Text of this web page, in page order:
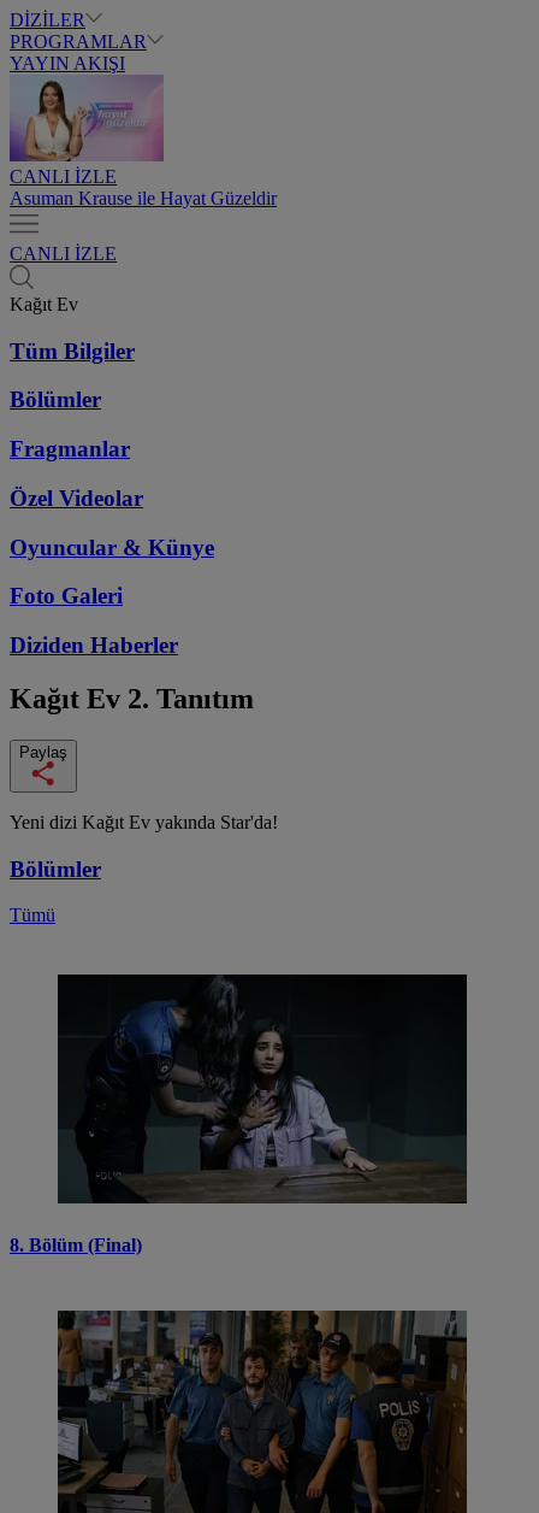
DİZİLER
PROGRAMLAR
YAYIN AKIŞI
CANLI İZLE
Asuman Krause ile Hayat Güzeldir
CANLI İZLE
Kağıt Ev
Tüm Bilgiler
Bölümler
Fragmanlar
Özel Videolar
Oyuncular & Künye
Foto Galeri
Diziden Haberler
Kağıt Ev 2. Tanıtım
Paylaş
Yeni dizi Kağıt Ev yakında Star'da!
Bölümler
Tümü
8. Bölüm (Final)